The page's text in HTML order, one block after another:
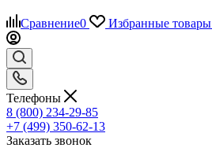
Сравнение0 Избранные товары
Телефоны
8 (800) 234-29-85
+7 (499) 350-62-13
Заказать звонок